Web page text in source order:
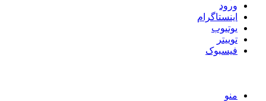
ورود
اینستاگرام
یوتیوب
توییتر
فیسبوک
منو